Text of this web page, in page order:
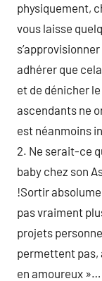
physiquement,
vous laisse
adhérer que
et de dénicher
ascendants ne
est néanmoins
2. Ne serait-ce
baby chez son
!Sortir
pas vraiment
projets
permettent pas,
en amoureux